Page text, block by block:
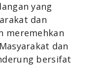
yang
dan
meremehkan
dan
bersifat